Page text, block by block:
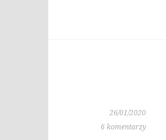
26/01/2020
6 komentarzy